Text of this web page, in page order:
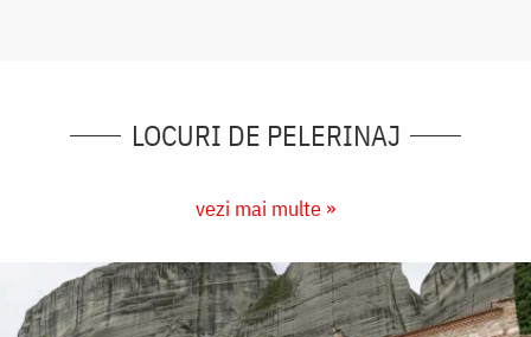
LOCURI DE PELERINAJ
vezi mai multe »